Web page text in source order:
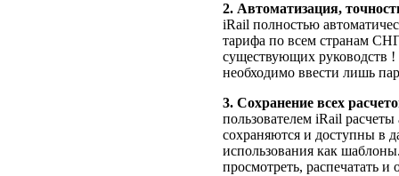
2. Автоматизация,
iRail полностью
тарифа по всем странам
существующих руководств
необходимо ввести лишь
3. Сохранение всех
пользователем iRail расчеты
сохраняются и доступны в
использования как
просмотреть, распечатать и